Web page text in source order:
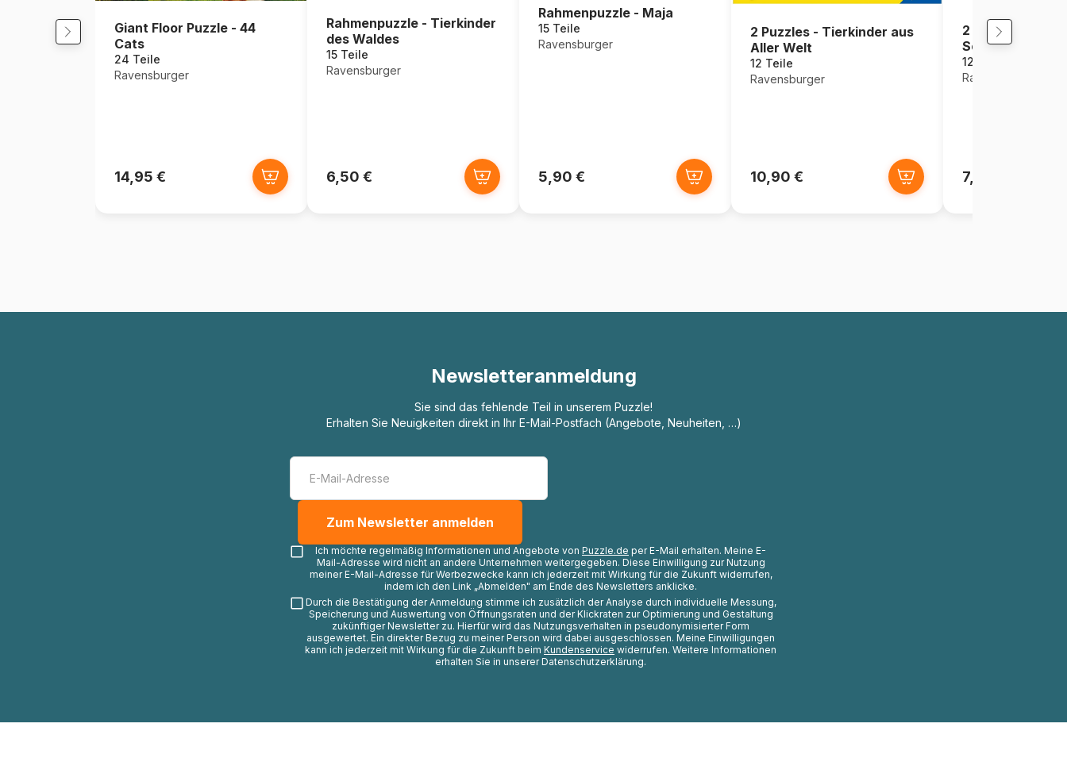
Giant Floor Puzzle - 44
Cats
24 Teile
Ravensburger
14,95 €
Rahmenpuzzle - Tierkinder
des Waldes
15 Teile
Ravensburger
6,50 €
Rahmenpuzzle - Maja
15 Teile
Ravensburger
5,90 €
2 Puzzles - Tierkinder aus
Aller Welt
12 Teile
Ravensburger
10,90 €
2 Puzzles -
Scarlet und
12 Teile
Ravensburger
7,20 €
Newsletteranmeldung
Sie sind das fehlende Teil in unserem Puzzle!
Erhalten Sie Neuigkeiten direkt in Ihr E-Mail-Postfach (Angebote, Neuheiten, …)
Ich möchte regelmäßig Informationen und Angebote von Puzzle.de per E-Mail erhalten. Meine E-
Mail-Adresse wird nicht an andere Unternehmen weitergegeben. Diese Einwilligung zur Nutzung
meiner E-Mail-Adresse für Werbezwecke kann ich jederzeit mit Wirkung für die Zukunft widerrufen,
indem ich den Link „Abmelden" am Ende des Newsletters anklicke.
Durch die Bestätigung der Anmeldung stimme ich zusätzlich der Analyse durch individuelle Messung,
Speicherung und Auswertung von Öffnungsraten und der Klickraten zur Optimierung und Gestaltung
zukünftiger Newsletter zu. Hierfür wird das Nutzungsverhalten in pseudonymisierter Form
ausgewertet. Ein direkter Bezug zu meiner Person wird dabei ausgeschlossen. Meine Einwilligungen
kann ich jederzeit mit Wirkung für die Zukunft beim Kundenservice widerrufen. Weitere Informationen
erhalten Sie in unserer Datenschutzerklärung.